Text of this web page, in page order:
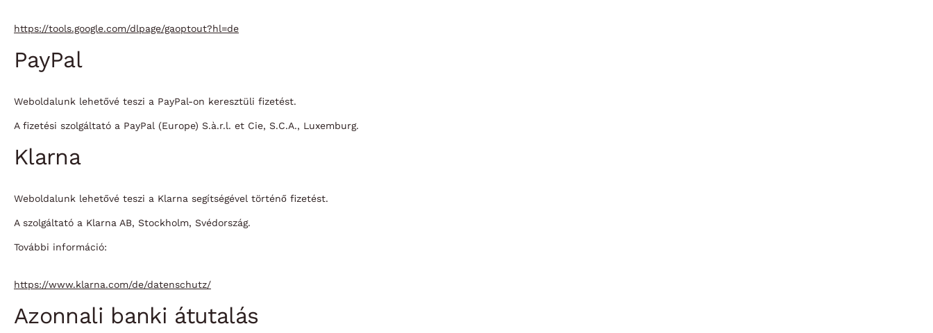
https://tools.google.com/dlpage/gaoptout?hl=de
PayPal
Weboldalunk lehetővé teszi a PayPal-on keresztüli fizetést.
A fizetési szolgáltató a PayPal (Europe) S.à.r.l. et Cie, S.C.A., Luxemburg.
Klarna
Weboldalunk lehetővé teszi a Klarna segítségével történő fizetést.
A szolgáltató a Klarna AB, Stockholm, Svédország.
További információ:
https://www.klarna.com/de/datenschutz/
Azonnali banki átutalás